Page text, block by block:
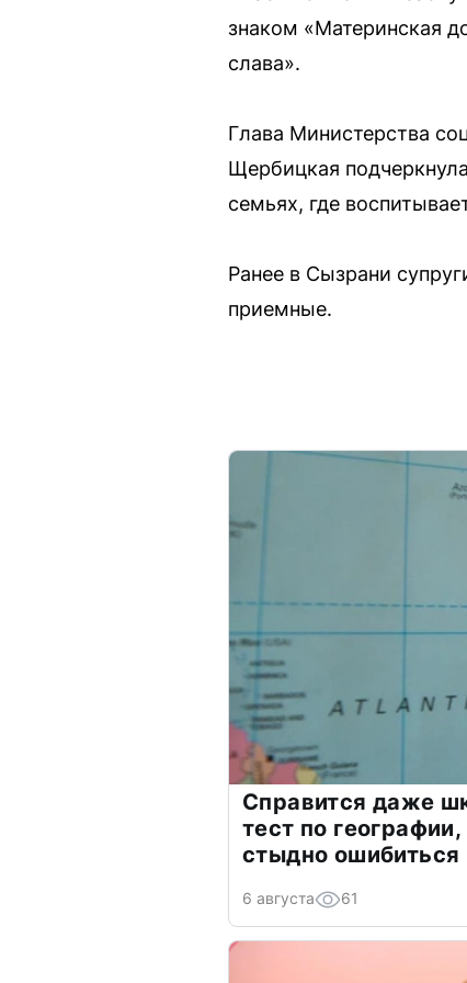
знаком «Материнская
слава».
Глава Министерства
Щербицкая
семьях, где
Ранее в Сызрани
приемные.
Справится даже
тест по
стыдно ошибиться
6 августа 61